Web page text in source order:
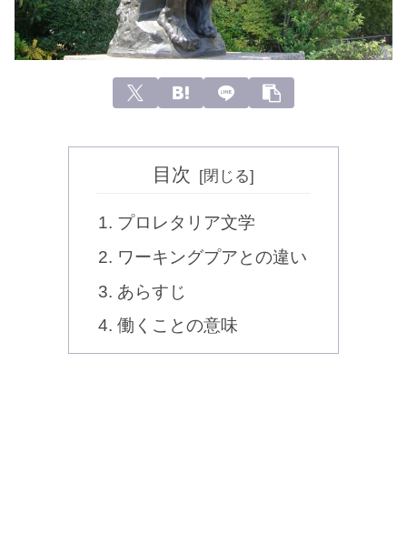
目次
プロレタリア文学
ワーキングプアとの違い
あらすじ
働くことの意味